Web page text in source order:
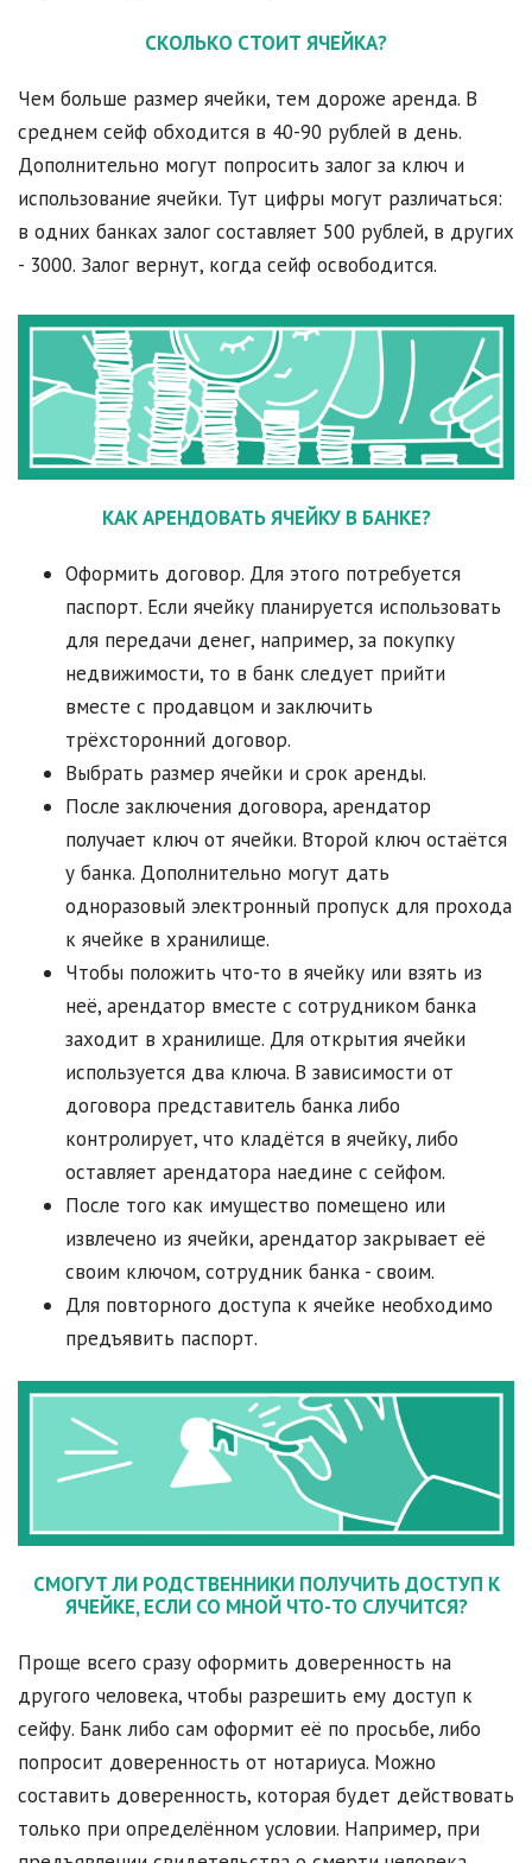
СКОЛЬКО СТОИТ ЯЧЕЙКА?
Чем больше размер ячейки, тем дороже аренда. В
среднем сейф обходится в 40-90 рублей в день.
Дополнительно могут попросить залог за ключ и
использование ячейки. Тут цифры могут различаться:
в одних банках залог составляет 500 рублей, в других
- 3000. Залог вернут, когда сейф освободится.
КАК АРЕНДОВАТЬ ЯЧЕЙКУ В БАНКЕ?
Оформить договор. Для этого потребуется
паспорт. Если ячейку планируется использовать
для передачи денег, например, за покупку
недвижимости, то в банк следует прийти
вместе с продавцом и заключить
трёхсторонний договор.
Выбрать размер ячейки и срок аренды.
После заключения договора, арендатор
получает ключ от ячейки. Второй ключ остаётся
у банка. Дополнительно могут дать
одноразовый электронный пропуск для прохода
к ячейке в хранилище.
Чтобы положить что-то в ячейку или взять из
неё, арендатор вместе с сотрудником банка
заходит в хранилище. Для открытия ячейки
используется два ключа. В зависимости от
договора представитель банка либо
контролирует, что кладётся в ячейку, либо
оставляет арендатора наедине с сейфом.
После того как имущество помещено или
извлечено из ячейки, арендатор закрывает её
своим ключом, сотрудник банка - своим.
Для повторного доступа к ячейке необходимо
предъявить паспорт.
СМОГУТ ЛИ РОДСТВЕННИКИ ПОЛУЧИТЬ ДОСТУП К
ЯЧЕЙКЕ, ЕСЛИ СО МНОЙ ЧТО-ТО СЛУЧИТСЯ?
Проще всего сразу оформить доверенность на
другого человека, чтобы разрешить ему доступ к
сейфу. Банк либо сам оформит её по просьбе, либо
попросит доверенность от нотариуса. Можно
составить доверенность, которая будет действовать
только при определённом условии. Например, при